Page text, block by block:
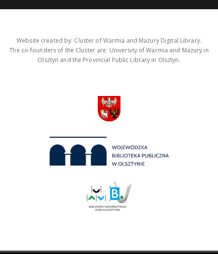
Website created by: Cluster of Warmia and Mazury Digital Library.
The co-founders of the Cluster are: University of Warmia and Mazury in
Olsztyn and the Provincial Public Library in Olsztyn.